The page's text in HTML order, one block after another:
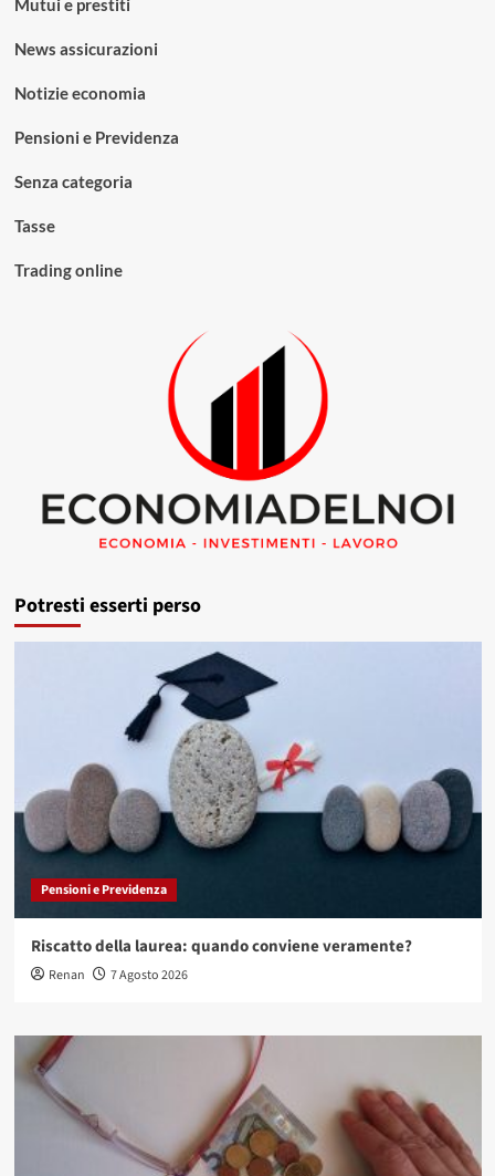
News assicurazioni
Notizie economia
Pensioni e Previdenza
Senza categoria
Tasse
Trading online
Potresti esserti perso
Pensioni e Previdenza
Riscatto della laurea: quando conviene veramente?
Renan 7 Agosto 2026